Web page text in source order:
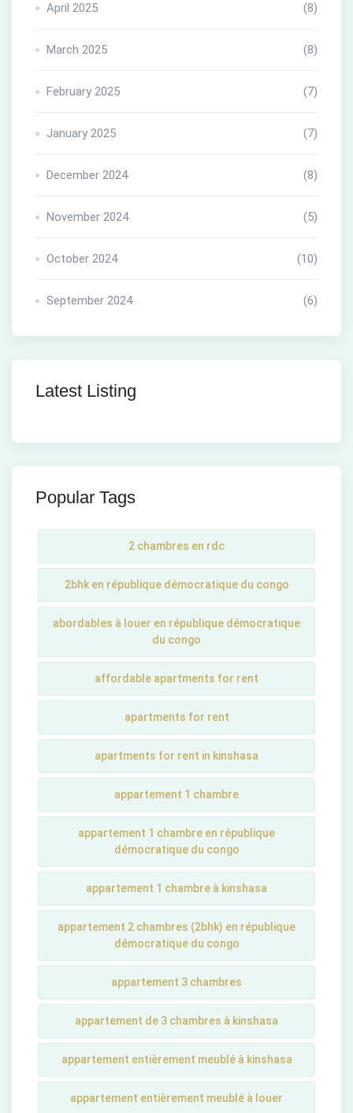
April 2025 (8)
March 2025 (8)
February 2025 (7)
January 2025 (7)
December 2024 (8)
November 2024 (5)
October 2024 (10)
September 2024 (6)
Latest Listing
Popular Tags
2 chambres en rdc
2bhk en république démocratique du congo
abordables à louer en république démocratique
du congo
affordable apartments for rent
apartments for rent
apartments for rent in kinshasa
appartement 1 chambre
appartement 1 chambre en république
démocratique du congo
appartement 1 chambre à kinshasa
appartement 2 chambres (2bhk) en république
démocratique du congo
appartement 3 chambres
appartement de 3 chambres à kinshasa
appartement entièrement meublé à kinshasa
appartement entièrement meublé à louer